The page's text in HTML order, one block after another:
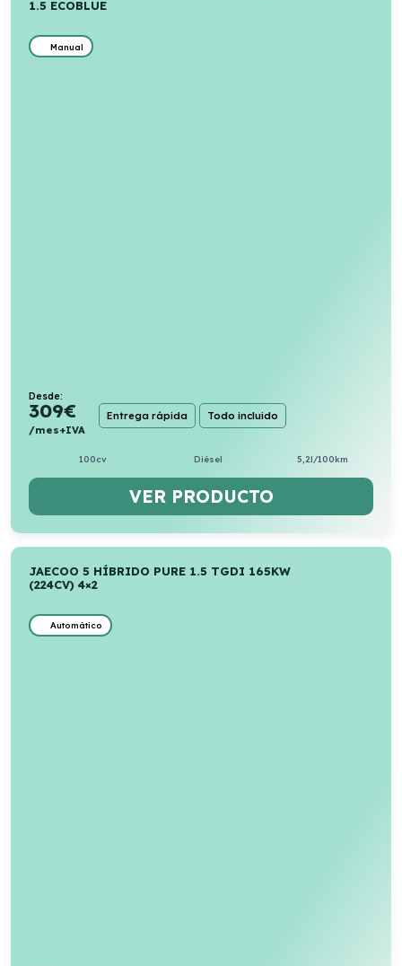
1.5 ECOBLUE
Manual
Desde:
309€
/mes+IVA
Entrega rápida Todo incluido
100cv Diésel 5,2l/100km
VER PRODUCTO
JAECOO 5 HÍBRIDO PURE 1.5 TGDI 165KW
(224CV) 4×2
Automático